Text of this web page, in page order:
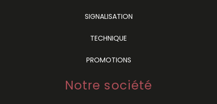
SIGNALISATION
TECHNIQUE
PROMOTIONS
Notre société